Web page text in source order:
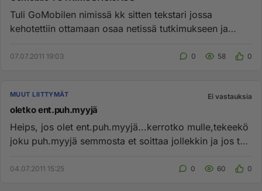
Tuli GoMobilen nimissä kk sitten tekstari jossa
kehotettiin ottamaan osaa netissä tutkimukseen ja
07.07.2011 19:03 0 58 0
MUUT LIITTYMÄT Ei vastauksia
oletko ent.puh.myyjä
Heips, jos olet ent.puh.myyjä...kerrotko mulle,tekeekö
joku puh.myyjä semmosta et soittaa jollekkin ja jos tää
04.07.2011 15:25 0 60 0